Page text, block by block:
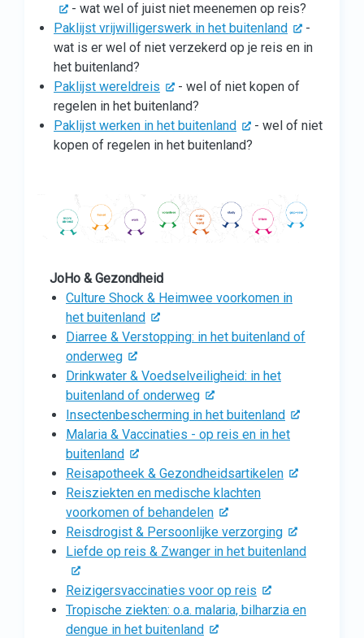
- wat wel of juist niet meenemen op reis?
Paklijst vrijwilligerswerk in het buitenland
-
wat is er wel of niet verzekerd op je reis en in
het buitenland?
Paklijst wereldreis
- wel of niet kopen of
regelen in het buitenland?
Paklijst werken in het buitenland
- wel of niet
kopen of regelen in het buitenland?
JoHo & Gezondheid
Culture Shock & Heimwee voorkomen in
het buitenland
Diarree & Verstopping: in het buitenland of
onderweg
Drinkwater & Voedselveiligheid: in het
buitenland of onderweg
Insectenbescherming in het buitenland
Malaria & Vaccinaties - op reis en in het
buitenland
Reisapotheek & Gezondheidsartikelen
Reisziekten en medische klachten
voorkomen of behandelen
Reisdrogist & Persoonlijke verzorging
Liefde op reis & Zwanger in het buitenland
Reizigersvaccinaties voor op reis
Tropische ziekten: o.a. malaria, bilharzia en
dengue in het buitenland